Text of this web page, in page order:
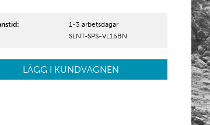
1-3 arbetsdagar
SLNT-SPS-VL15BN
LÄGG I KUNDVAGNEN